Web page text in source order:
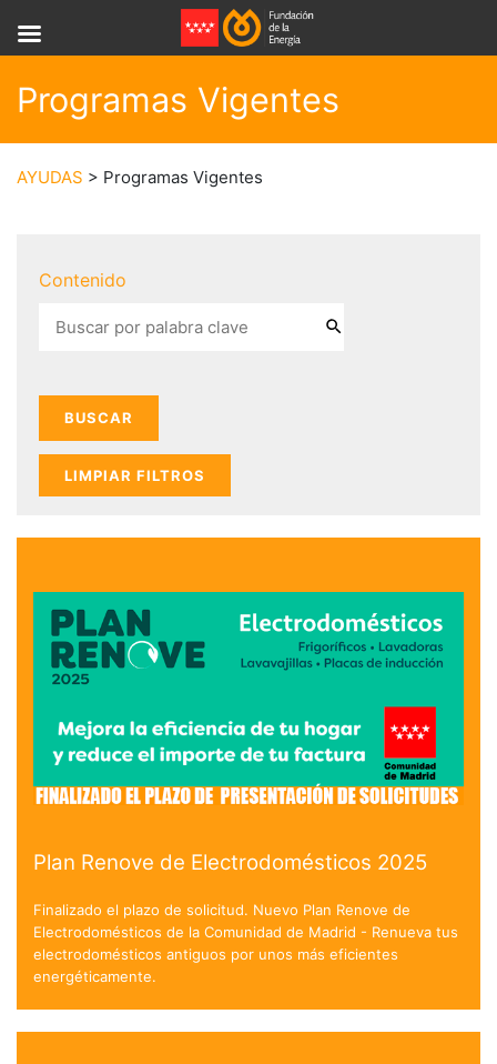
Programas Vigentes
AYUDAS > Programas Vigentes
Contenido
LIMPIAR FILTROS
Plan Renove de Electrodomésticos 2025
Finalizado el plazo de solicitud. Nuevo Plan Renove de
Electrodomésticos de la Comunidad de Madrid - Renueva tus
electrodomésticos antiguos por unos más eficientes
energéticamente.